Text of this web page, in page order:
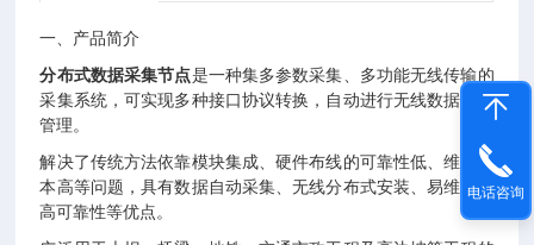
一、产品简介
分布式数据采集节点是⼀种集多参数采集、多功能⽆线传输的
采集系统，可实现多种接⼝协议转换，⾃动进⾏⽆线数据传输
管理。
解决了传统⽅法依靠模块集成、硬件布线的可靠性低、维护成
本⾼等问题，具有数据⾃动采集、⽆线分布式安装、易维护、
⾼可靠性等优点。
电话咨询